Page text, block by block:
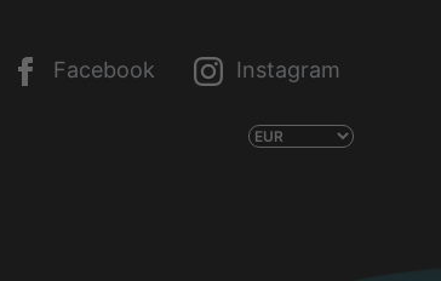
Facebook Instagram